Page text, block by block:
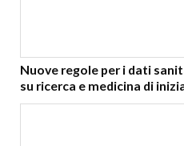
Nuove regole per i dati
su ricerca e medicina di